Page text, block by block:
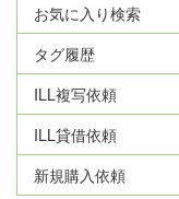
お気に入り検索
タグ履歴
ILL複写依頼
ILL貸借依頼
新規購入依頼